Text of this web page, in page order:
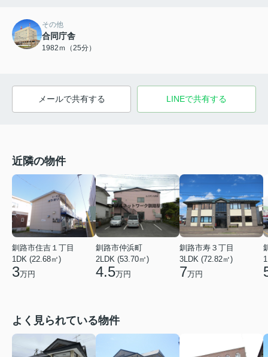
その他
合同庁舎
1982ｍ（25分）
メールで共有する LINEで共有する
近隣の物件
釧路市住吉１丁目
1DK (22.68㎡)
3万円
釧路市仲浜町
2LDK (53.70㎡)
4.5万円
釧路市寿３丁目
3LDK (72.82㎡)
7万円
よく見られている物件